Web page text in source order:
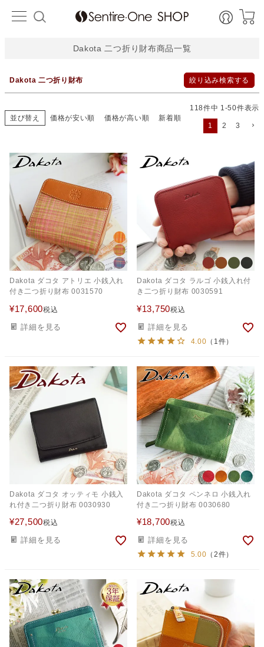
HOME
Dakota 二つ折り財布商品一覧
Dakota 二つ折り財布 絞り込み検索する
並び順
新着順
価格が高い順
並び替え 価格が安い順 価格が高い順 新着順
118件中 1-50件表示
1 2 3
Dakota ダコタ アトリエ 小銭入れ
付き二つ折り財布 0031570
¥17,600税込
詳細を見る
Dakota ダコタ ラルゴ 小銭入れ付
き二つ折り財布 0030591
¥13,750税込
詳細を見る
4.00 （1件）
Dakota ダコタ オッティモ 小銭入
れ付き二つ折り財布 0030930
¥27,500税込
詳細を見る
Dakota ダコタ ペンネロ 小銭入れ
付き二つ折り財布 0030680
¥18,700税込
詳細を見る
5.00 （2件）